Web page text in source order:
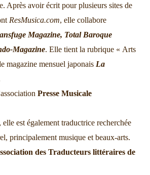
Après avoir écrit pour plusieurs sites de
ResMusica.com, elle collabore
Magazine, Total Baroque
Magazine. Elle tient la rubrique « Arts
magazine mensuel japonais La
Presse Musicale
est également traductrice recherchée
principalement musique et beaux-arts.
des Traducteurs littéraires de